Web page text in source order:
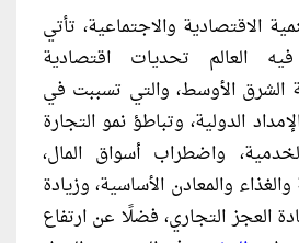
الاقتصادية والاجتماعية، تأتي
العالم تحديات اقتصادية
الشرق الأوسط، والتي تسببت في
الدولية، وتباطؤ نمو التجارة
واضطراب أسواق المال،
والمعادن الأساسية، وزيادة
العجز التجاري، فضلًا عن ارتفاع